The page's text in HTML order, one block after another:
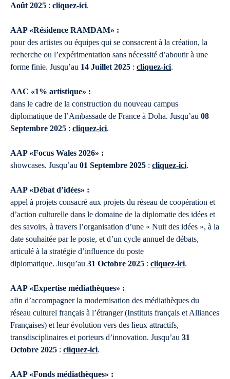
Août 2025 : cliquez-ici.
AAP «Résidence RAMDAM» :
pour des artistes ou équipes qui se consacrent à la création, la
recherche ou l’expérimentation sans nécessité d’aboutir à une
forme finie. Jusqu’au 14 Juillet 2025 : cliquez-ici.
AAC «1% artistique» :
dans le cadre de la construction du nouveau campus
diplomatique de l’Ambassade de France à Doha. Jusqu’au 08
Septembre 2025 : cliquez-ici.
AAP «Focus Wales 2026» :
showcases. Jusqu’au 01 Septembre 2025 : cliquez-ici.
AAP «Débat d’idées» :
appel à projets consacré aux projets du réseau de coopération et
d’action culturelle dans le domaine de la diplomatie des idées et
des savoirs, à travers l’organisation d’une « Nuit des idées », à la
date souhaitée par le poste, et d’un cycle annuel de débats,
articulé à la stratégie d’influence du poste
diplomatique. Jusqu’au 31 Octobre 2025 : cliquez-ici.
AAP «Expertise médiathèques» :
afin d’accompagner la modernisation des médiathèques du
réseau culturel français à l’étranger (Instituts français et Alliances
Françaises) et leur évolution vers des lieux attractifs,
transdisciplinaires et porteurs d’innovation. Jusqu’au 31
Octobre 2025 : cliquez-ici.
AAP «Fonds médiathèques» :